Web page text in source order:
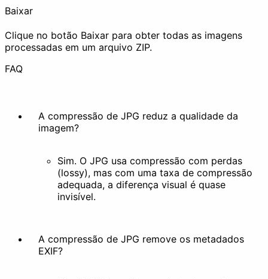
Comprimir
Criar Animação Extrair
Baixar
Clique no botão Baixar para obter todas as imagens
processadas em um arquivo ZIP.
FAQ
A compressão de JPG reduz a qualidade da
imagem?
Sim. O JPG usa compressão com perdas
(lossy), mas com uma taxa de compressão
adequada, a diferença visual é quase
invisível.
A compressão de JPG remove os metadados
EXIF?